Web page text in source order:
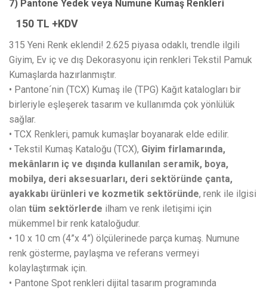
7) Pantone Yedek veya Numune Kumaş Renkleri
150 TL +KDV
315 Yeni Renk eklendi! 2.625 piyasa odaklı, trendle ilgili
Giyim, Ev iç ve dış Dekorasyonu için renkleri Tekstil Pamuk
Kumaşlarda hazırlanmıştır.
• Pantone´nin (TCX) Kumaş ile (TPG) Kağıt katalogları bir
birleriyle eşleşerek tasarım ve kullanımda çok yönlülük
sağlar.
• TCX Renkleri, pamuk kumaşlar boyanarak elde edilir.
• Tekstil Kumaş Kataloğu (TCX), Giyim firlamarında,
mekânların iç ve dışında kullanılan seramik, boya,
mobilya, deri aksesuarları, deri sektöründe çanta,
ayakkabı ürünleri ve kozmetik sektöründe, renk ile ilgisi
olan tüm sektörlerde ilham ve renk iletişimi için
mükemmel bir renk kataloğudur.
• 10 x 10 cm (4”x 4”) ölçülerinede parça kumaş. Numune
renk gösterme, paylaşma ve referans vermeyi
kolaylaştırmak için.
• Pantone Spot renkleri dijital tasarım programında